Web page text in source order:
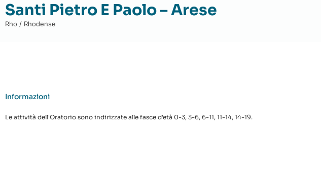
Santi Pietro E Paolo – Arese
Rho / Rhodense
Informazioni
Le attività dell'Oratorio sono indirizzate alle fasce d'età 0-3, 3-6, 6-11, 11-14, 14-19.